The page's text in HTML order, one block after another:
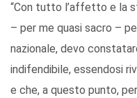
“Con tutto l’affetto e la
– per me quasi sacro –
nazionale, devo
indifendibile, essendosi
e che, a questo punto,